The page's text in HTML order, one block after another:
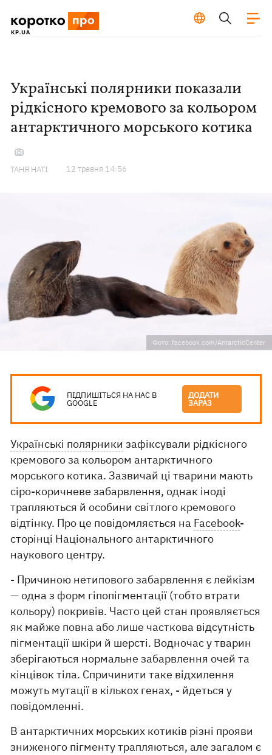
Українські полярники показали
рідкісного кремового за кольором
антарктичного морського котика
ТАНЯ НАТІ 12 травня 14:56
Фото: facebook.com/AntarcticCenter
ПІДПИШІТЬСЯ НА НАС В
GOOGLE
ДОДАТИ
ЗАРАЗ
Українські полярники зафіксували рідкісного
кремового за кольором антарктичного
морського котика. Зазвичай ці тварини мають
сіро-коричневе забарвлення, однак іноді
трапляються й особини світлого кремового
відтінку. Про це повідомляється на Facebook-
сторінці Національного антарктичного
наукового центру.
- Причиною нетипового забарвлення є лейкізм
— одна з форм гіпопігментації (тобто втрати
кольору) покривів. Часто цей стан проявляється
як майже повна або лише часткова відсутність
пігментації шкіри й шерсті. Водночас у тварин
зберігаються нормальне забарвлення очей та
кінцівок тіла. Спричинити таке відхилення
можуть мутації в кількох генах, - йдеться у
повідомленні.
В антарктичних морських котиків різні прояви
зниженого пігменту трапляються, але загалом є